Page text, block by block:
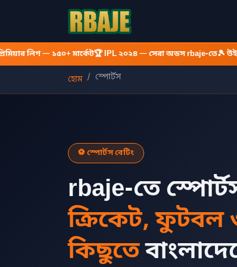
লিগ — ১৫০+ মার্কেট🏆 IPL ২০২৪ — সেরা অডস rbaje-তে🎾
হোম স্পোর্টস
⚽ স্পোর্টস বেটিং
rbaje-তে
ক্রিকেট,
কিছুতে